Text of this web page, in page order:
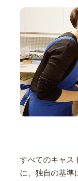
すべてのキャス
に、独自の基準